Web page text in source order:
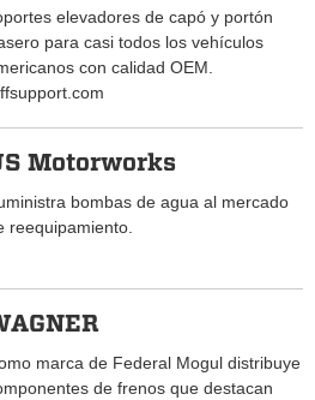
elevadores de capó y portón
para casi todos los vehículos
con calidad OEM.
Motorworks
bombas de agua al mercado
reequipamiento.
marca de Federal Mogul distribuye
de frenos que destacan